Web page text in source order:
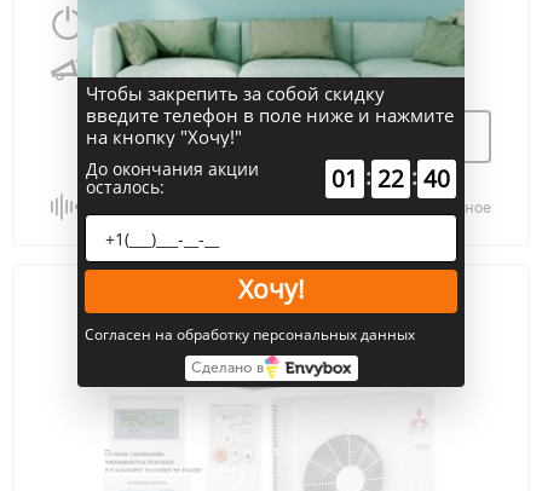
6100 Вт 60 м2
25 дБ
В избранное
Чтобы закрепить за собой скидку
введите телефон в поле ниже и нажмите
на кнопку "Хочу!"
До окончания акции
осталось: 01 : 22 : 39
Хочу!
Согласен на обработку персональных данных
Сделано в